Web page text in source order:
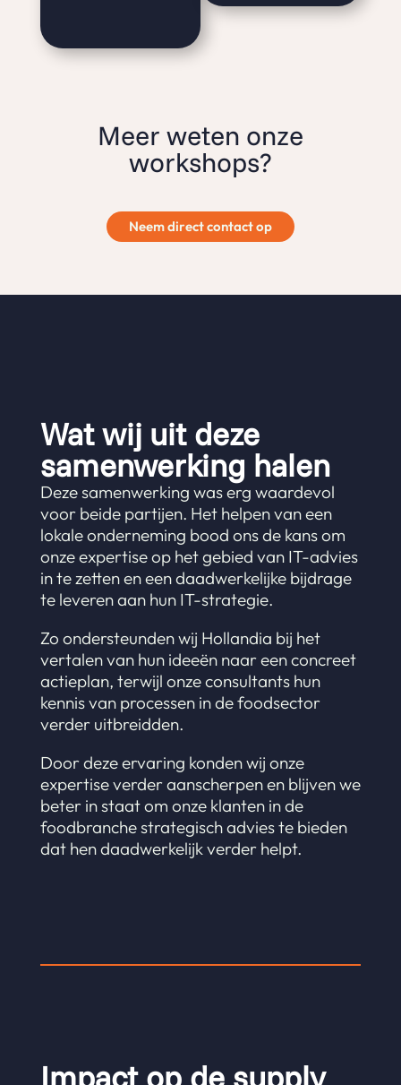
Meer weten onze
workshops?
Neem direct contact op
Wat wij uit deze
samenwerking halen
Deze samenwerking was erg waardevol
voor beide partijen. Het helpen van een
lokale onderneming bood ons de kans om
onze expertise op het gebied van IT-advies
in te zetten en een daadwerkelijke bijdrage
te leveren aan hun IT-strategie.
Zo ondersteunden wij Hollandia bij het
vertalen van hun ideeën naar een concreet
actieplan, terwijl onze consultants hun
kennis van processen in de foodsector
verder uitbreidden.
Door deze ervaring konden wij onze
expertise verder aanscherpen en blijven we
beter in staat om onze klanten in de
foodbranche strategisch advies te bieden
dat hen daadwerkelijk verder helpt.
Impact op de supply